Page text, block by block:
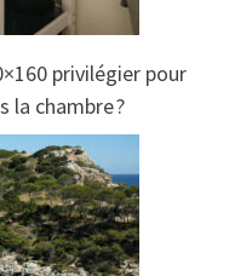
privilégier pour
la chambre ?